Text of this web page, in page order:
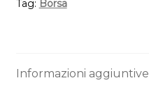
Tag: Borsa
Informazioni aggiuntive